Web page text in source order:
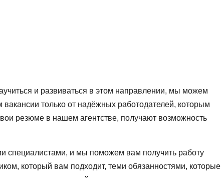
и развиваться в этом направлении, мы можем
только от надёжных работодателей, которым
резюме в нашем агентстве, получают возможность
специалистами, и мы поможем вам получить работу
который вам подходит, теми обязанностями, которые